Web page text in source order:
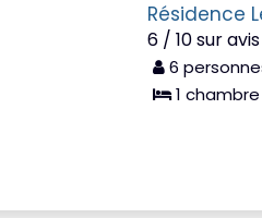
Résidence
6 / 10 sur avis
6
1 chambre